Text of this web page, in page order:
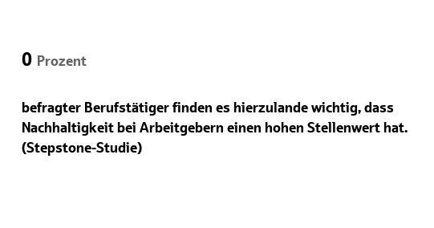
0 Prozent
befragter Berufstätiger finden es hierzulande wichtig, dass
Nachhaltigkeit bei Arbeitgebern einen hohen Stellenwert hat.
(Stepstone-Studie)